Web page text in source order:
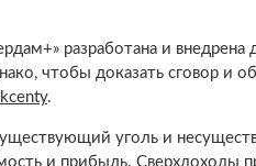
разработана и внедрена
чтобы доказать сговор и
.
уголь и
и прибыль. Сверхдоходы